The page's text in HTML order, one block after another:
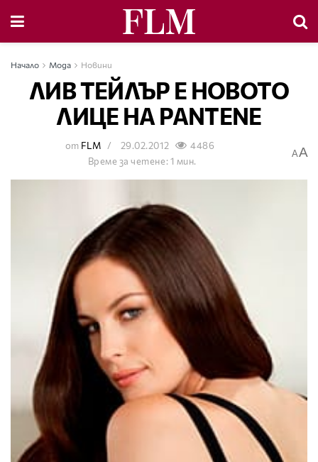
Начало Мода Новини
ЛИВ ТЕЙЛЪР Е НОВОТО
ЛИЦЕ НА PANTENE
от FLM 29.02.2012
4486
Време за четене: 1 мин.
AA